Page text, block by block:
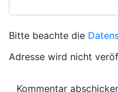
Bitte beachte die
Adresse wird nicht